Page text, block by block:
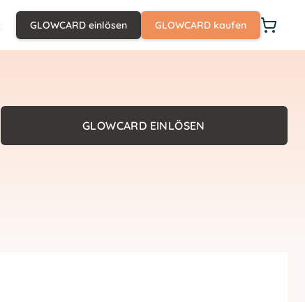
GLOWCARD einlösen GLOWCARD kaufen
GLOWCARD EINLÖSEN